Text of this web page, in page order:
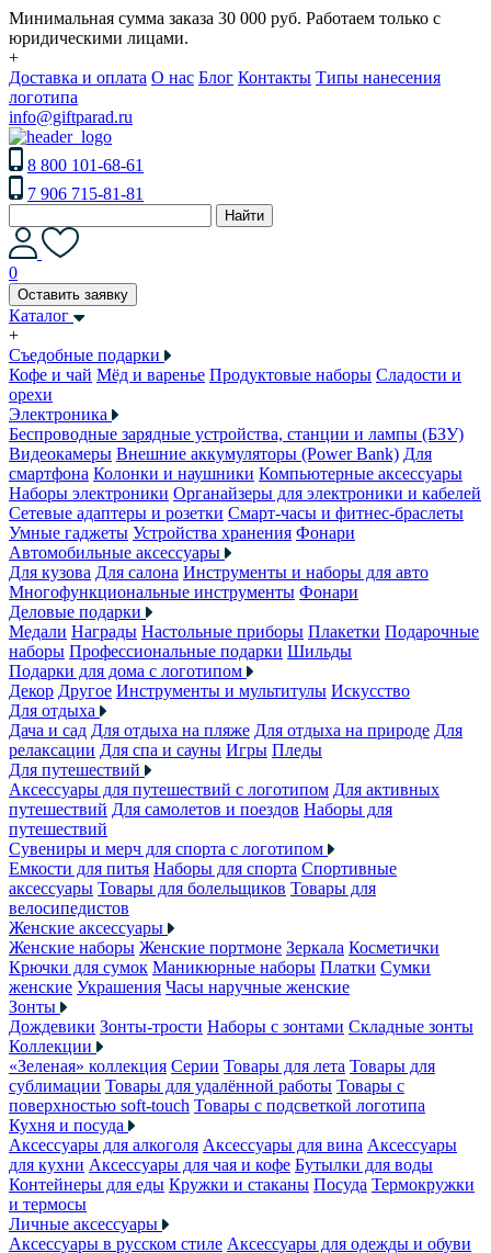
Минимальная сумма заказа 30 000 руб. Работаем только с
юридическими лицами.
+
Доставка и оплата О нас Блог Контакты Типы нанесения
логотипа
info@giftparad.ru
8 800 101-68-61
7 906 715-81-81
Найти
0
Оставить заявку
Каталог
+
Съедобные подарки
Кофе и чай Мёд и варенье Продуктовые наборы Сладости и
орехи
Электроника
Беспроводные зарядные устройства, станции и лампы (БЗУ)
Видеокамеры Внешние аккумуляторы (Power Bank) Для
смартфона Колонки и наушники Компьютерные аксессуары
Наборы электроники Органайзеры для электроники и кабелей
Сетевые адаптеры и розетки Смарт-часы и фитнес-браслеты
Умные гаджеты Устройства хранения Фонари
Автомобильные аксессуары
Для кузова Для салона Инструменты и наборы для авто
Многофункциональные инструменты Фонари
Деловые подарки
Медали Награды Настольные приборы Плакетки Подарочные
наборы Профессиональные подарки Шильды
Подарки для дома с логотипом
Декор Другое Инструменты и мультитулы Искусство
Для отдыха
Дача и сад Для отдыха на пляже Для отдыха на природе Для
релаксации Для спа и сауны Игры Пледы
Для путешествий
Аксессуары для путешествий с логотипом Для активных
путешествий Для самолетов и поездов Наборы для
путешествий
Сувениры и мерч для спорта с логотипом
Емкости для питья Наборы для спорта Спортивные
аксессуары Товары для болельщиков Товары для
велосипедистов
Женские аксессуары
Женские наборы Женские портмоне Зеркала Косметички
Крючки для сумок Маникюрные наборы Платки Сумки
женские Украшения Часы наручные женские
Зонты
Дождевики Зонты-трости Наборы с зонтами Складные зонты
Коллекции
«Зеленая» коллекция Серии Товары для лета Товары для
сублимации Товары для удалённой работы Товары с
поверхностью soft-touch Товары с подсветкой логотипа
Кухня и посуда
Аксессуары для алкоголя Аксессуары для вина Аксессуары
для кухни Аксессуары для чая и кофе Бутылки для воды
Контейнеры для еды Кружки и стаканы Посуда Термокружки
и термосы
Личные аксессуары
Аксессуары в русском стиле Аксессуары для одежды и обуви